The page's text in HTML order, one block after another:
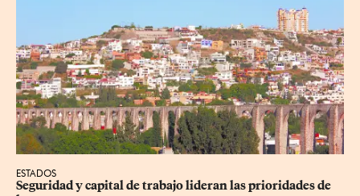
ESTADOS
Seguridad y capital de trabajo lideran las prioridades de